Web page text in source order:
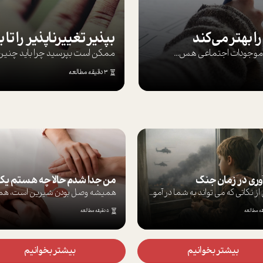
بهتر می‌کند
موجودات اجتماعی هس... ممکن است بپرسيد چرا بايد چنين
3 دقیقه مطالعه
در زمان جنگ
برخی از نکاتی که می تواند به شما در آموز...
بیشتر بخوانیم
5 دقیقه مطالعه
بیشتر بخوانیم